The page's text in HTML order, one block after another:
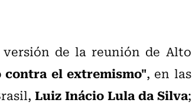
versión de la reunión de Alto
contra el extremismo", en las
Luiz Inácio Lula da Silva;